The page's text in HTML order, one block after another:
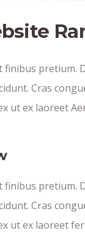
finibus pretium.
Cras
ut ex laoreet
finibus pretium.
Cras
ut ex laoreet